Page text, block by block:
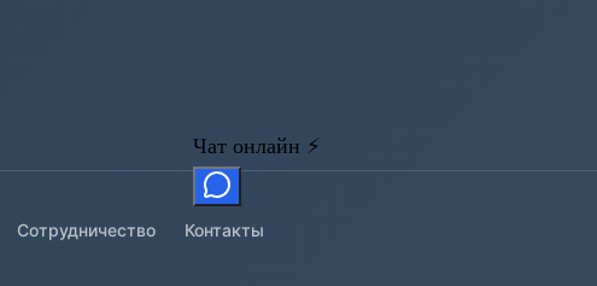
Сотрудничество Контакты